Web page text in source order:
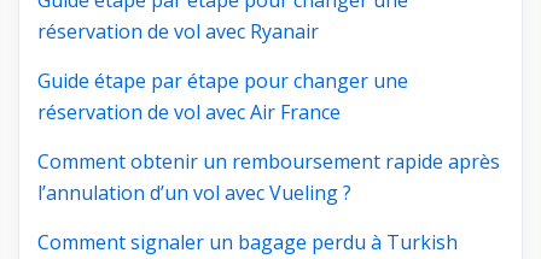
réservation de vol avec Ryanair
Guide étape par étape pour changer une
réservation de vol avec Air France
Comment obtenir un remboursement rapide après
l’annulation d’un vol avec Vueling ?
Comment signaler un bagage perdu à Turkish